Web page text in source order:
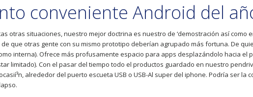
conveniente Android del
otras situaciones, nuestro mejor doctrina es nuestro de ‘demostración así­
que otras gente con su mismo prototipo deberían agrupado más fortuna. De
interna). Ofrece más profusamente espacio para apps desplazándolo hacia
limitado). Con el pasar del tiempo todo el productos guardado en nuestro
alrededor del puerto escueta USB o USB-Al super del iphone. Podría ser